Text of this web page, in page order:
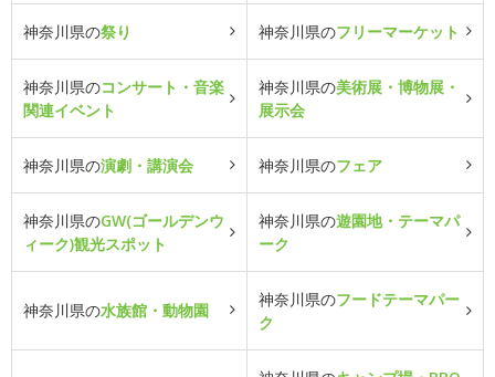
神奈川県の祭り 神奈川県のフリーマーケット
神奈川県のコンサート・音楽
関連イベント
神奈川県の美術展・博物展・
展示会
神奈川県の演劇・講演会 神奈川県のフェア
神奈川県のGW(ゴールデンウ
ィーク)観光スポット
神奈川県の遊園地・テーマパ
ーク
神奈川県の水族館・動物園
神奈川県のフードテーマパー
ク